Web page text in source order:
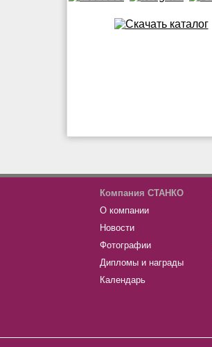
Компания СТАНКО
О компании
Новости
Фотографии
Дипломы и награды
Календарь